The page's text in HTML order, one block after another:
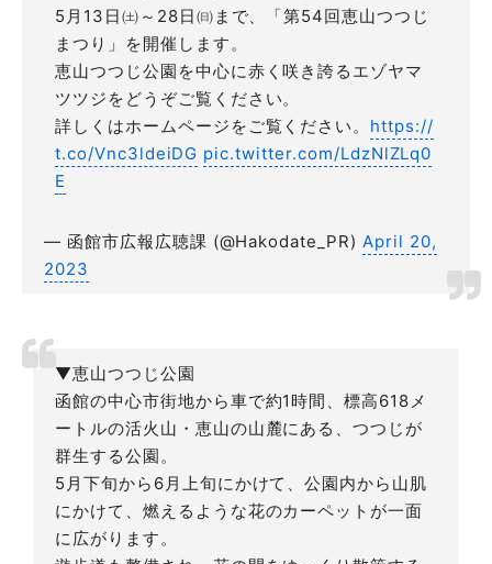
5月13日㈯～28日㈰まで、「第54回恵山つつじ
まつり」を開催します。
恵山つつじ公園を中心に赤く咲き誇るエゾヤマ
ツツジをどうぞご覧ください。
詳しくはホームページをご覧ください。 https://
t.co/Vnc3ldeiDG pic.twitter.com/LdzNlZLq0
E
— 函館市広報広聴課 (@Hakodate_PR) April 20,
2023
▼恵山つつじ公園
函館の中心市街地から車で約1時間、標高618メ
ートルの活火山・恵山の山麓にある、つつじが
群生する公園。
5月下旬から6月上旬にかけて、公園内から山肌
にかけて、燃えるような花のカーペットが一面
に広がります。